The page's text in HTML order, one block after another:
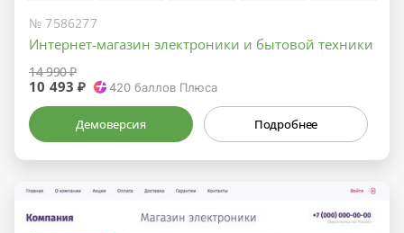
№ 7586277
Интернет-магазин электроники и бытовой техники
14 990 ₽
10 493 ₽ 420баллов Плюса
Демоверсия Подробнее